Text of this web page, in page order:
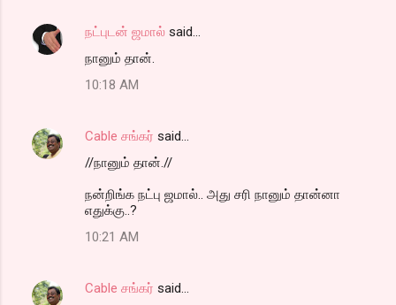
நட்புடன் ஜமால் said…
நானும் தான்.
10:18 AM
Cable சங்கர் said…
//நானும் தான்.//
நன்றிங்க நட்பு ஜமால்.. அது சரி நானும் தான்னா
எதுக்கு..?
10:21 AM
Cable சங்கர் said…